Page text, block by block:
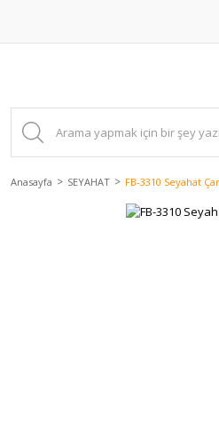
Anasayfa SEYAHAT FB-3310 Seyahat